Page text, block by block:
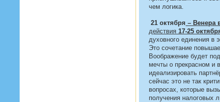
чем логика.
21 октября – Венера
действия 17-25
духовного единения в
Это сочетание
Воображение будет
мечты о прекрасном и
идеализировать
сейчас это не так
вопросах, которые
получения налоговых